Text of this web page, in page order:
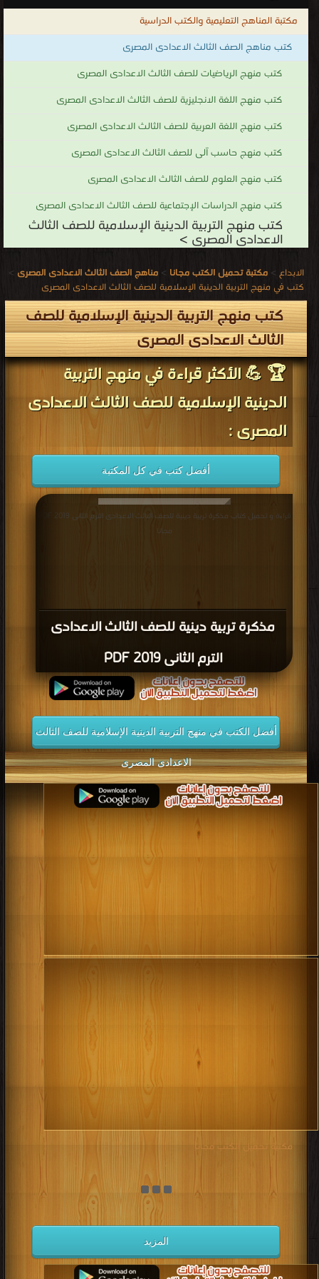
مكتبة المناهج التعليمية والكتب الدراسية
كتب مناهج الصف الثالث الاعدادى المصرى
كتب منهج الرياضيات للصف الثالث الاعدادى المصرى
كتب منهج اللغة الانجليزية للصف الثالث الاعدادى المصرى
كتب منهج اللغة العربية للصف الثالث الاعدادى المصرى
كتب منهج حاسب آلى للصف الثالث الاعدادى المصرى
كتب منهج العلوم للصف الثالث الاعدادى المصرى
كتب منهج الدراسات الإجتماعية للصف الثالث الاعدادى المصرى
كتب منهج التربية الدينية الإسلامية للصف الثالث
الاعدادى المصرى >
الابداع > مكتبة تحميل الكتب مجانا > مناهج الصف الثالث الاعدادى المصرى >
كتب في منهج التربية الدينية الإسلامية للصف الثالث الاعدادى المصرى
كتب منهج التربية الدينية الإسلامية للصف
الثالث الاعدادى المصرى
🏆 💪 الأكثر قراءة في منهج التربية
الدينية الإسلامية للصف الثالث الاعدادى
المصرى :
أفضل كتب في كل المكتبة
مذكرة تربية دينية للصف الثالث الاعدادى
الترم الثانى 2019 PDF
مجانا
أفضل الكتب في منهج التربية الدينية الإسلامية للصف الثالث
الاعدادى المصرى
مكتبة تحميل الكتب مجانا
المزيد